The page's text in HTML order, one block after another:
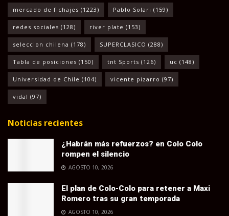
mercado de fichajes (1223) Pablo Solari (159)
redes sociales (128) river plate (153)
seleccion chilena (178) SUPERCLASICO (288)
Tabla de posiciones (150) tnt Sports (126) uc (148)
Universidad de Chile (104) vicente pizarro (97)
vidal (97)
Noticias recientes
¿Habrán más refuerzos? en Colo Colo
rompen el silencio
AGOSTO 10, 2026
El plan de Colo-Colo para retener a Maxi
Romero tras su gran temporada
AGOSTO 10, 2026